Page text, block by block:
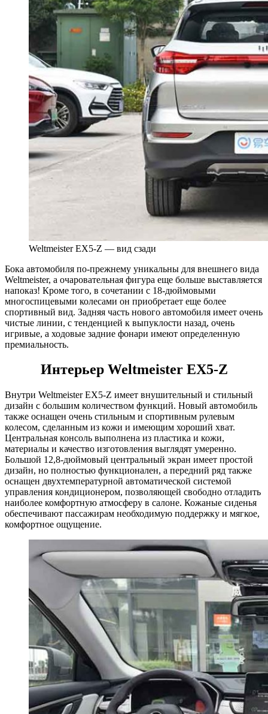
Weltmeister EX5-Z — вид сзади
Бока автомобиля по-прежнему уникальны для внешнего вида
Weltmeister, а очаровательная фигура еще больше выставляется
напоказ! Кроме того, в сочетании с 18-дюймовыми
многоспицевыми колесами он приобретает еще более
спортивный вид. Задняя часть нового автомобиля имеет очень
чистые линии, с тенденцией к выпуклости назад, очень
игривые, а ходовые задние фонари имеют определенную
премиальность.
Интерьер Weltmeister EX5-Z
Внутри Weltmeister EX5-Z имеет внушительный и стильный
дизайн с большим количеством функций. Новый автомобиль
также оснащен очень стильным и спортивным рулевым
колесом, сделанным из кожи и имеющим хороший хват.
Центральная консоль выполнена из пластика и кожи,
материалы и качество изготовления выглядят умеренно.
Большой 12,8-дюймовый центральный экран имеет простой
дизайн, но полностью функционален, а передний ряд также
оснащен двухтемпературной автоматической системой
управления кондиционером, позволяющей свободно отладить
наиболее комфортную атмосферу в салоне. Кожаные сиденья
обеспечивают пассажирам необходимую поддержку и мягкое,
комфортное ощущение.